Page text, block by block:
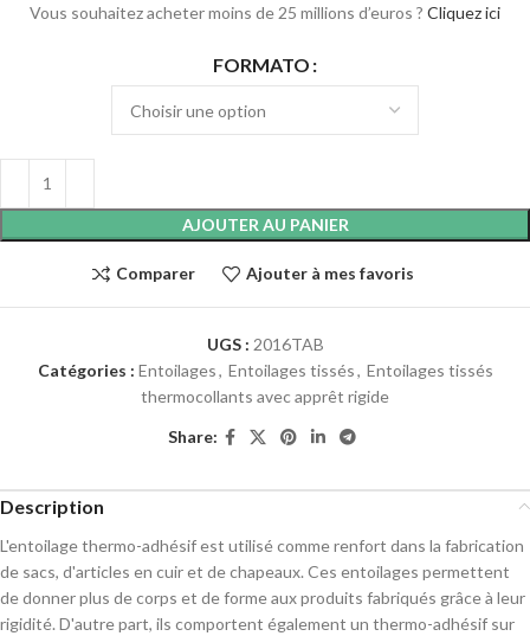
Vous souhaitez acheter moins de 25 millions d’euros ? Cliquez ici
FORMATO
AJOUTER AU PANIER
Comparer Ajouter à mes favoris
UGS : 2016TAB
Catégories : Entoilages, Entoilages tissés, Entoilages tissés
thermocollants avec apprêt rigide
Share:
Description
L'entoilage thermo-adhésif est utilisé comme renfort dans la fabrication
de sacs, d'articles en cuir et de chapeaux. Ces entoilages permettent
de donner plus de corps et de forme aux produits fabriqués grâce à leur
rigidité. D'autre part, ils comportent également un thermo-adhésif sur